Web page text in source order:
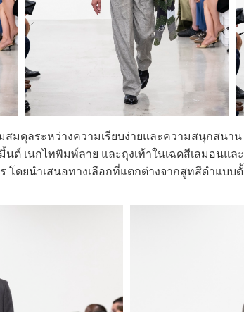
ลระหว่างความเรียบง่ายและความสนุกสนาน
นต์ เนกไทพิมพ์ลาย และถุงเท้าในเฉดสีเลมอนแ
โดยนำเสนอทางเลือกที่แตกต่างจากสูทสีดำแบบ